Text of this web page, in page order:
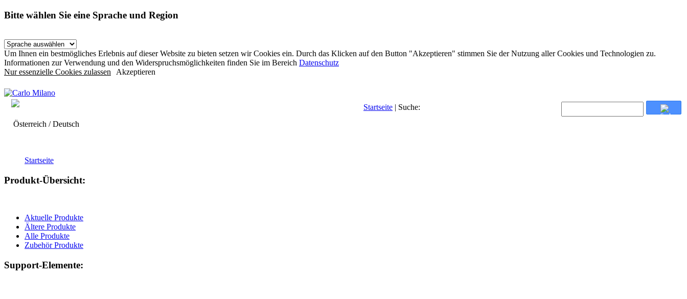
Bitte wählen Sie eine Sprache und Region
Um Ihnen ein bestmögliches Erlebnis auf dieser Website zu bieten setzen wir Cookies ein. Durch das Klicken auf den Button "Akzeptieren" stimmen Sie der Nutzung aller Cookies und Technologien zu.
Informationen zur Verwendung und den Widerspruchsmöglichkeiten finden Sie im Bereich Datenschutz
Nur essenzielle Cookies zulassen Akzeptieren
Österreich / Deutsch
Startseite | Suche:
Startseite
Produkt-Übersicht:
Aktuelle Produkte
Ältere Produkte
Alle Produkte
Zubehör Produkte
Support-Elemente: